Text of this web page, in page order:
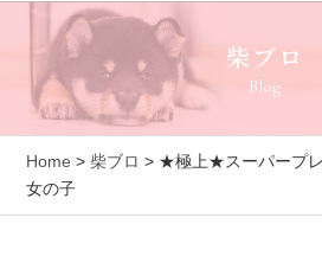
柴ブロ
Blog
Home > 柴ブロ > ★極上★スーパープ
女の子